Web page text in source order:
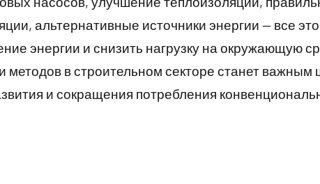
альтернативные источники энергии — все это
энергии и снизить нагрузку на окружающую
методов в строительном секторе станет важным
и сокращения потребления